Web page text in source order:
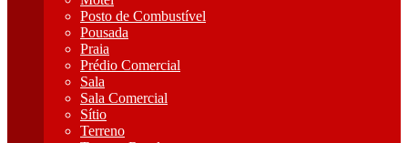
Posto de Combustível
Pousada
Praia
Prédio Comercial
Sala
Sala Comercial
Sítio
Terreno